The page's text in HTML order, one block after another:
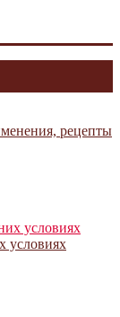
рецепты
условиях